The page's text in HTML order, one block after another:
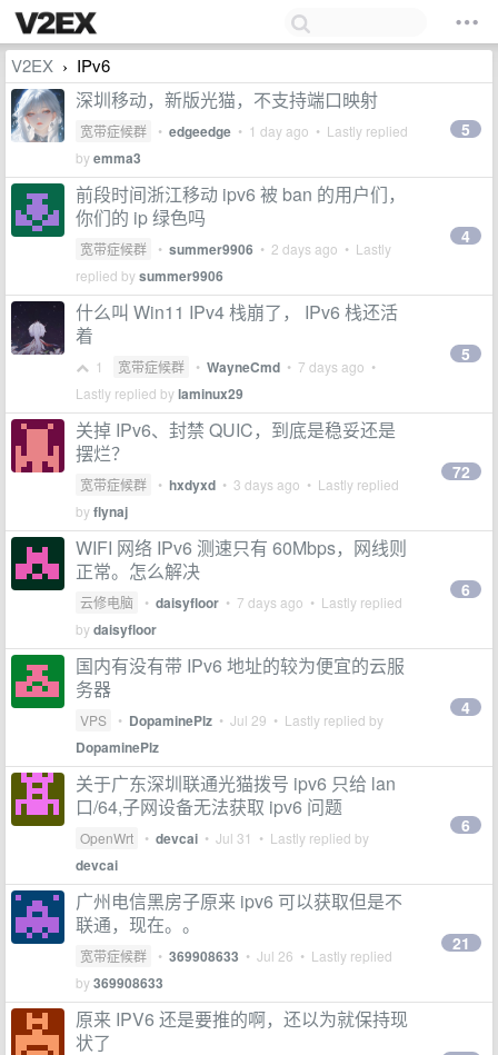
V2EX › IPv6
深圳移动，新版光猫，不支持端口映射
宽带症候群 • edgeedge • 1 day ago • Lastly replied
byemma3
5
前段时间浙江移动 ipv6 被 ban 的用户们，
你们的 ip 绿色吗
宽带症候群 • summer9906 • 2 days ago • Lastly
replied bysummer9906
4
什么叫 Win11 IPv4 栈崩了， IPv6 栈还活
着
1 宽带症候群 • WayneCmd • 7 days ago •
Lastly replied bylaminux29
5
关掉 IPv6、封禁 QUIC，到底是稳妥还是
摆烂？
宽带症候群 • hxdyxd • 3 days ago • Lastly replied
byflynaj
72
WIFI 网络 IPv6 测速只有 60Mbps，网线则
正常。怎么解决
云修电脑 • daisyfloor • 7 days ago • Lastly replied
bydaisyfloor
6
国内有没有带 IPv6 地址的较为便宜的云服
务器
VPS • DopaminePlz • Jul 29 • Lastly replied by
DopaminePlz
4
关于广东深圳联通光猫拨号 ipv6 只给 lan
口/64,子网设备无法获取 ipv6 问题
OpenWrt • devcai • Jul 31 • Lastly replied by
devcai
6
广州电信黑房子原来 ipv6 可以获取但是不
联通，现在。。
宽带症候群 • 369908633 • Jul 26 • Lastly replied
by369908633
21
原来 IPV6 还是要推的啊，还以为就保持现
状了